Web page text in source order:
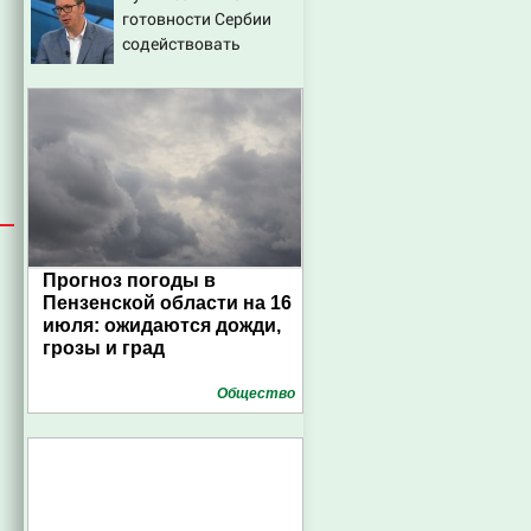
августа 2026 года
готовности Сербии
содействовать
Евросоюз - Новости на
Вести.ru
Прогноз погоды в
Пензенской области на 16
июля: ожидаются дожди,
грозы и град
Общество